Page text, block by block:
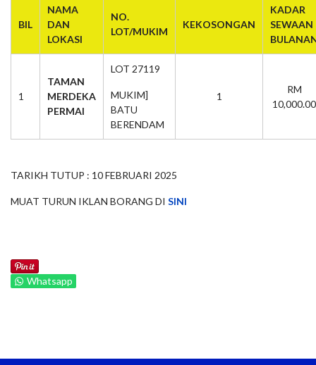
BIL
NAMA
DAN
LOKASI
NO.
LOT/MUKIM
KEKOSONGAN
KADAR
SEWAAN
1
TAMAN
MERDEKA
PERMAI
LOT 27119
MUKIM]
BATU
BERENDAM
1
RM
10,000.00
TARIKH TUTUP : 10 FEBRUARI 2025
MUAT TURUN IKLAN BORANG DI SINI
Whatsapp